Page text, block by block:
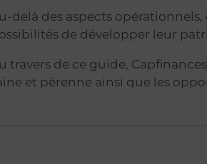
delà des aspects
de développer leur
travers de ce guide,
et pérenne ainsi que les